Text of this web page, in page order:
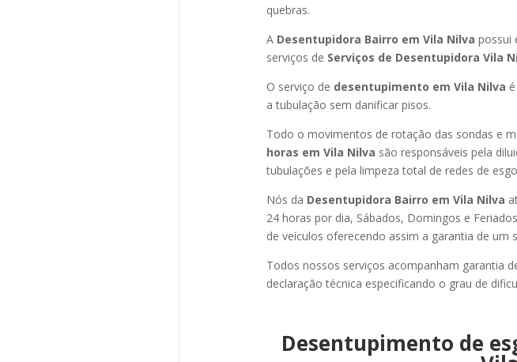
quebras.
A Desentupidora Bairro em Vila Nilva possui
serviços de Serviços de Desentupidora Vila
O serviço de desentupimento em Vila Nilva
a tubulação sem danificar pisos.
Todo o movimentos de rotação das sondas e
horas em Vila Nilva são responsáveis pela
tubulações e pela limpeza total de redes de
Nós da Desentupidora Bairro em Vila Nilva
24 horas por dia, Sábados, Domingos e
de veículos oferecendo assim a garantia de um
Todos nossos serviços acompanham garantia
declaração técnica especificando o grau de
Desentupimento de